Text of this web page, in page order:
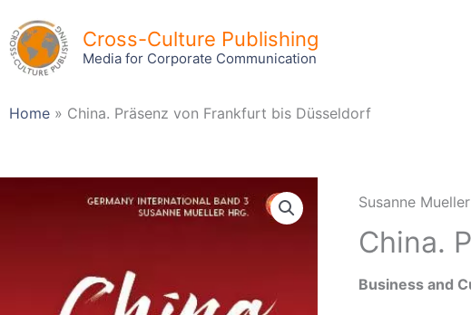
to
content
Cross-Culture Publishing
Media for Corporate Communication
Home » China. Präsenz von Frankfurt bis Düsseldorf
Susanne
China.
Business and